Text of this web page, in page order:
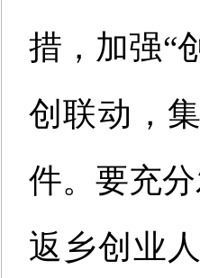
措，加强“
创联动，
件。要充
返乡创业